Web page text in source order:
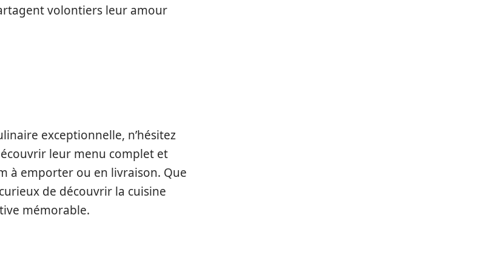
volontiers leur amour
exceptionnelle, n’hésitez
leur menu complet et
à emporter ou en livraison. Que
de découvrir la cuisine
mémorable.